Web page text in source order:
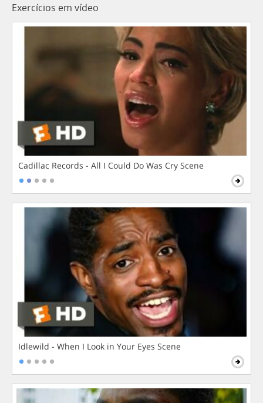
Exercícios em vídeo
Cadillac Records - All I Could Do Was Cry Scene
Idlewild - When I Look in Your Eyes Scene